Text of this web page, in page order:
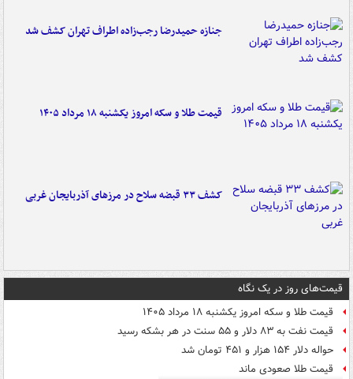
جنازه حمیدرضا رجب‌زاده اطراف تهران کشف شد
قیمت طلا و سکه امروز یکشنبه ۱۸ مرداد ۱۴۰۵
کشف ۳۳ قبضه سلاح در مرزهای آذربایجان غربی
قیمت‌های روز در یک نگاه
قیمت طلا و سکه امروز یکشنبه ۱۸ مرداد ۱۴۰۵
قیمت نفت به ۸۳ دلار و ۵۵ سنت در هر بشکه رسید
حواله دلار ۱۵۴ هزار و ۴۵۱ تومان شد
قیمت طلا صعودی ماند